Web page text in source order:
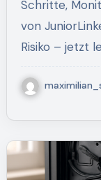
Schritte,
von
Risiko – jetzt